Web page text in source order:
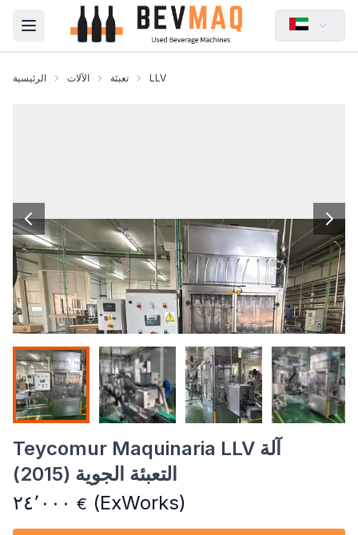
Open main menu
الرئيسية الآلات تعبئة LLV
Teycomur Maquinaria LLV آلة
التعبئة الجوية (2015)
٢٤٬٠٠٠ € (ExWorks)